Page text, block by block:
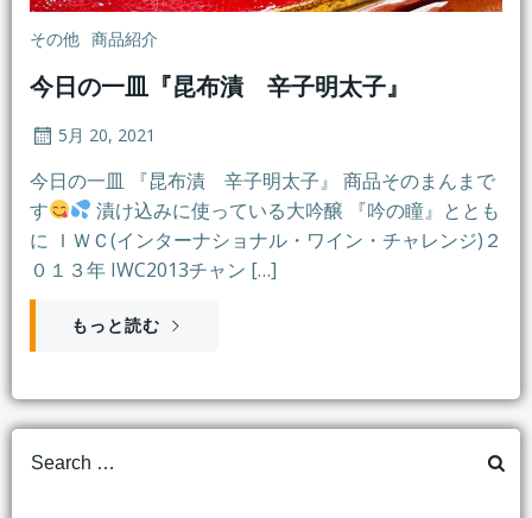
その他 商品紹介
今日の一皿『昆布漬 辛子明太子』
5月 20, 2021
今日の一皿 『昆布漬 辛子明太子』 商品そのまんまで
す
漬け込みに使っている大吟醸 『吟の瞳』ととも
に ＩＷＣ(インターナショナル・ワイン・チャレンジ)２
０１３年 IWC2013チャン […]
もっと読む
for: